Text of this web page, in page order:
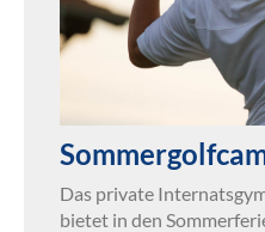
Das private
bietet in den